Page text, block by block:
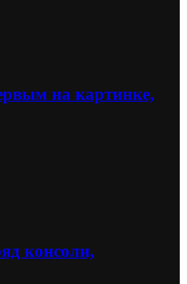
на картинке,
консоли,